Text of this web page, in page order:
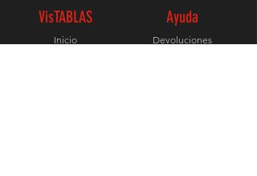
Estilo: Cuadrada
Tipo de lentes:
Normales
Material:Pasta
VisTABLAS Ayuda
Inicio
Devoluciones